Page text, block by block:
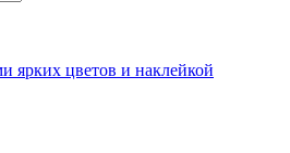
ярких цветов и наклейкой